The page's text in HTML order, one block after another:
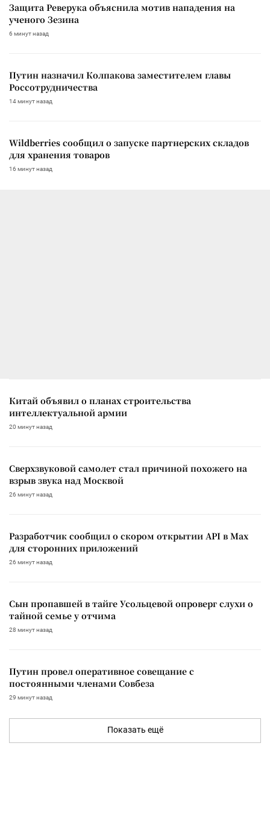
Защита Реверука объяснила мотив нападения на
ученого Зезина
6 минут назад
Путин назначил Колпакова заместителем главы
Россотрудничества
14 минут назад
Wildberries сообщил о запуске партнерских складов
для хранения товаров
16 минут назад
Китай объявил о планах строительства
интеллектуальной армии
20 минут назад
Сверхзвуковой самолет стал причиной похожего на
взрыв звука над Москвой
26 минут назад
Разработчик сообщил о скором открытии API в Max
для сторонних приложений
26 минут назад
Сын пропавшей в тайге Усольцевой опроверг слухи о
тайной семье у отчима
28 минут назад
Путин провел оперативное совещание с
постоянными членами Совбеза
29 минут назад
Показать ещё